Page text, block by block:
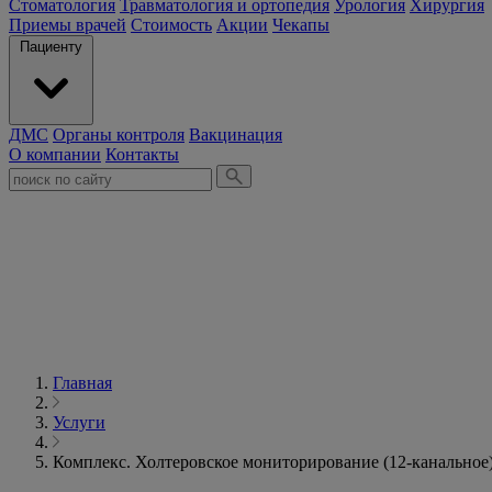
Стоматология Травматология и ортопедия Урология Хирургия
Приемы врачей Стоимость Акции Чекапы
Пациенту
ДМС Органы контроля Вакцинация
О компании Контакты
Главная
Услуги
Комплекс. Холтеровское мониторирование (12-